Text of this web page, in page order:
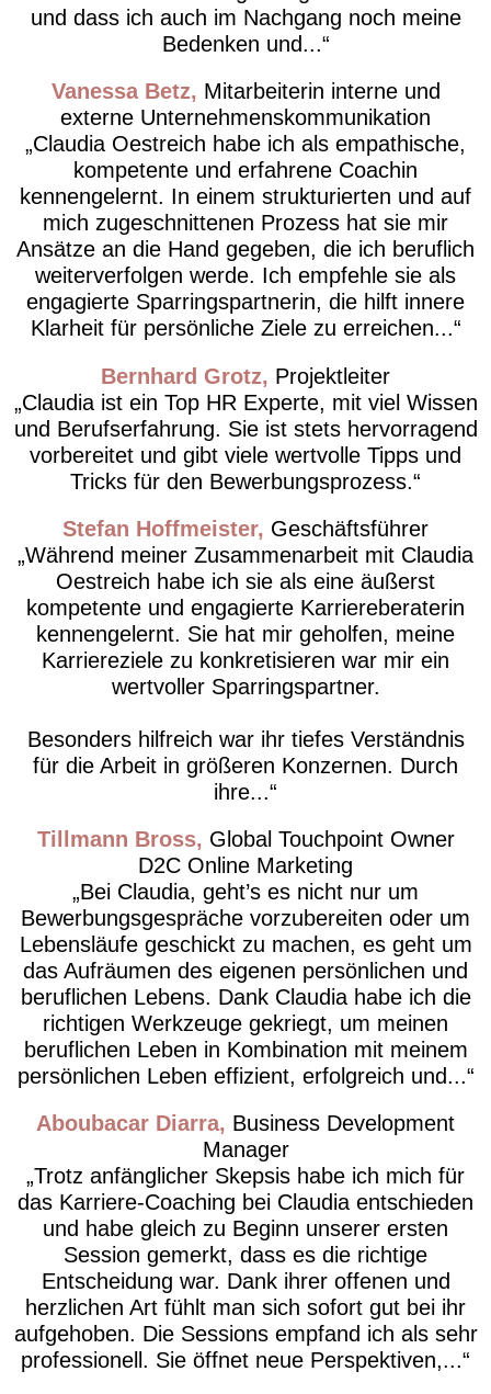
und dass ich auch im Nachgang noch meine
Bedenken und...
Vanessa Betz
Mitarbeiterin interne und
externe Unternehmenskommunikation
Claudia Oestreich habe ich als empathische,
kompetente und erfahrene Coachin
kennengelernt. In einem strukturierten und auf
mich zugeschnittenen Prozess hat sie mir
Ansätze an die Hand gegeben, die ich beruflich
weiterverfolgen werde. Ich empfehle sie als
engagierte Sparringspartnerin, die hilft innere
Klarheit für persönliche Ziele zu erreichen...
Bernhard Grotz Projektleiter
Claudia ist ein Top HR Experte, mit viel Wissen
und Berufserfahrung. Sie ist stets hervorragend
vorbereitet und gibt viele wertvolle Tipps und
Tricks für den Bewerbungsprozess.
Stefan Hoffmeister Geschäftsführer
Während meiner Zusammenarbeit mit Claudia
Oestreich habe ich sie als eine äußerst
kompetente und engagierte Karriereberaterin
kennengelernt. Sie hat mir geholfen, meine
Karriereziele zu konkretisieren war mir ein
wertvoller Sparringspartner.
Besonders hilfreich war ihr tiefes Verständnis
für die Arbeit in größeren Konzernen. Durch
ihre...
Tillmann Bross
Global Touchpoint Owner
D2C Online Marketing
Bei Claudia, geht’s es nicht nur um
Bewerbungsgespräche vorzubereiten oder um
Lebensläufe geschickt zu machen, es geht um
das Aufräumen des eigenen persönlichen und
beruflichen Lebens. Dank Claudia habe ich die
richtigen Werkzeuge gekriegt, um meinen
beruflichen Leben in Kombination mit meinem
persönlichen Leben effizient, erfolgreich und...
Aboubacar Diarra Business Development
Manager
Trotz anfänglicher Skepsis habe ich mich für
das Karriere-Coaching bei Claudia entschieden
und habe gleich zu Beginn unserer ersten
Session gemerkt, dass es die richtige
Entscheidung war. Dank ihrer offenen und
herzlichen Art fühlt man sich sofort gut bei ihr
aufgehoben. Die Sessions empfand ich als sehr
professionell. Sie öffnet neue Perspektiven,...